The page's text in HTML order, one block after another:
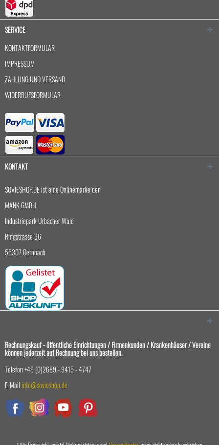
SERVICE
KONTAKTFORMULAR
IMPRESSUM
ZAHLUNG UND VERSAND
WIDERRUFSFORMULAR
KONTAKT
SOVIESHOP.DE ist eine Onlinemarke der
MANK GMBH
Industriepark Urbacher Wald
Ringstrasse 36
56307 Dernbach
Rechnungskauf - öffentliche Einrichtungen / Firmenkunden / Krankenhäuser / Vereine
können jederzeit auf Rechnung bei uns bestellen.
Telefon +49 (0)2689 - 9415 - 4747
E-Mail info@sovieshop.de